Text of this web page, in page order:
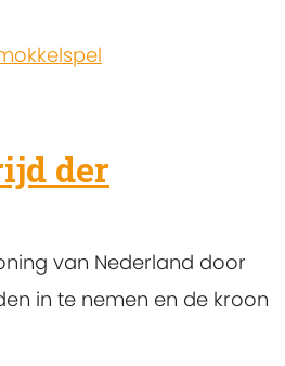
der
van Nederland door
in te nemen en de kroon